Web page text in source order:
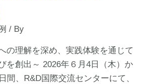
/ By
の理解を深め、実践体験を通じて
を創出～ 2026年６月4日（木）か
間、R&D国際交流センターにて、